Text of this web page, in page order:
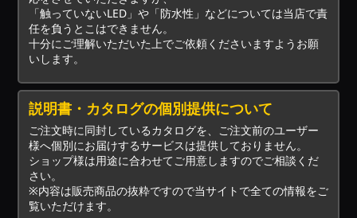
「触っていないLED」や「防水性」などについては当店で責
任を負うとこはできません。
十分にご理解いただいた上でご依頼くださいますようお願
いします。
説明書・カタログの個別提供について
ご注文時に同封しているカタログを、ご注文前のユーザー
様へ個別にお届けするサービスは提供しておりません。
ショップ様は用途に合わせてご用意しますのでご相談くだ
さい。
※内容は販売商品の抜粋ですので当サイトで全ての情報をご
覧いただけます。